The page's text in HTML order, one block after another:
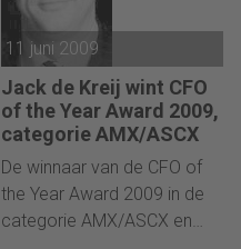
der Leest (hoogleraar
Strategisch Management en
partner Strategic
Management Centre)
loodsen de ruim 700
bezoekers door een
goedgevuld programma
waarin het thema
"Leadership in Finance"
11 juni 2009
Jack de Kreij wint CFO
of the Year Award 2009,
categorie AMX/ASCX
De winnaar van de CFO of
the Year Award 2009 in de
categorie AMX/ASCX en